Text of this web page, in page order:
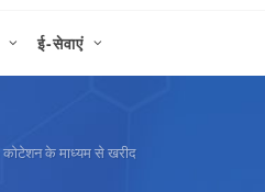
ई-सेवाएं
कोटेशन के माध्यम से खरीद